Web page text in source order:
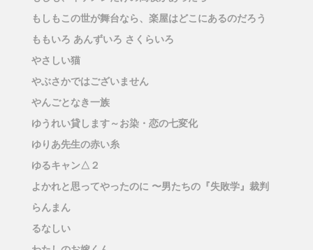
もしもこの世が舞台なら、楽屋はどこにあるのだろう
ももいろ あんずいろ さくらいろ
やさしい猫
やぶさかではございません
やんごとなき一族
ゆうれい貸します～お染・恋の七変化
ゆりあ先生の赤い糸
ゆるキャン△２
よかれと思ってやったのに 〜男たちの『失敗学』裁判
らんまん
るなしい